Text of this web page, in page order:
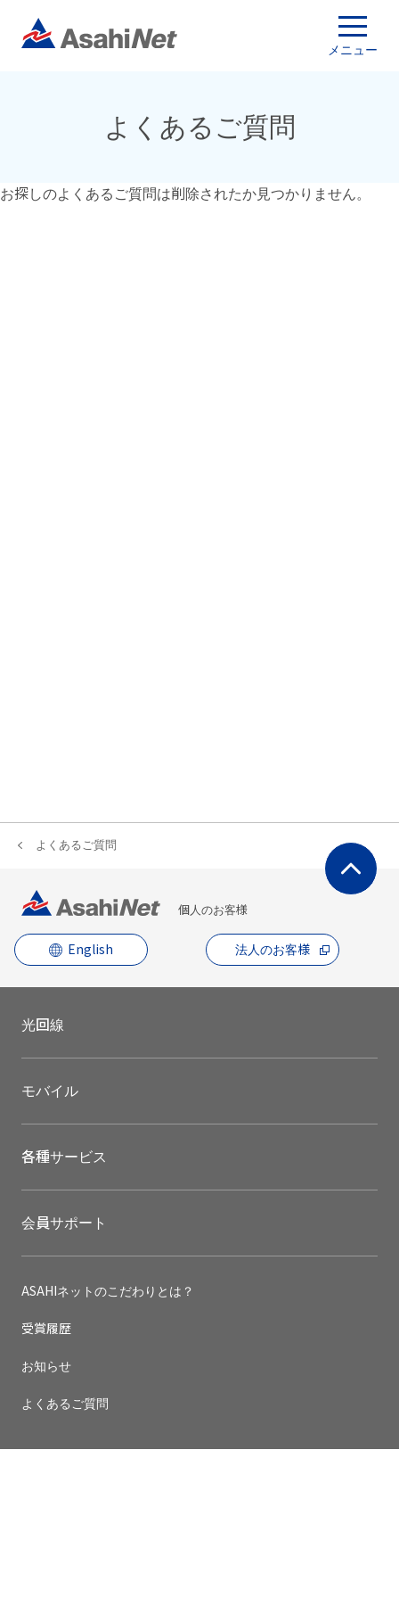
メニュー
よくあるご質問
よくあるご質問
お探しのよくあるご質問は削除されたか見つかりません。
個人のお客様
English 法人のお客様
光回線
モバイル
各種サービス
会員サポート
ASAHIネットのこだわりとは？
受賞履歴
お知らせ
よくあるご質問